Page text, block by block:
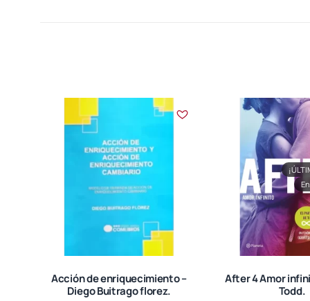
Acción de enriquecimiento –
Diego Buitrago florez.
After 4 Amor
Todd.